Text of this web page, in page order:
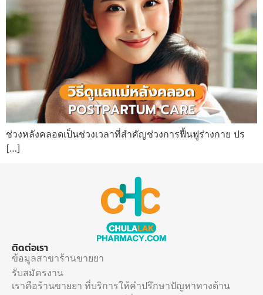
ช่วงหลังคลอดเป็นช่วงเวลาที่สำคัญช่วงการฟื้นฟูร่างกาย ปร
[…]
ติดต่อเรา
ข้อมูลสาขาร้านขายยา
รับสมัครงาน
เราคือร้านขายยา ที่บริการให้คำปรึกษาปัญหาทางด้าน